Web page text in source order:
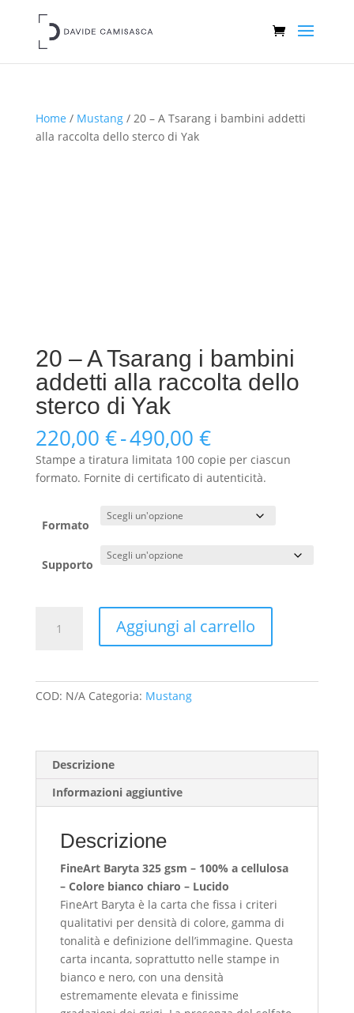
Home / Mustang/ 20 – A Tsarang i bambini addetti
alla raccolta dello sterco di Yak
20 – A Tsarang i bambini
addetti alla raccolta dello
sterco di Yak
220,00 €-490,00 €Fascia
di
prezzo:
da
220,00 €
Stampe a tiratura limitata 100 copie per ciascun
formato. Fornite di certificato di autenticità.
Formato
Supporto
raccolta
dello
sterco
quantità
Aggiungi al carrello
COD: N/A Categoria: Mustang
Descrizione
Informazioni aggiuntive
Descrizione
FineArt Baryta 325 gsm – 100% a cellulosa
– Colore bianco chiaro – Lucido
FineArt Baryta è la carta che fissa i criteri
qualitativi per densità di colore, gamma di
tonalità e definizione dell’immagine. Questa
carta incanta, soprattutto nelle stampe in
bianco e nero, con una densità
estremamente elevata e finissime